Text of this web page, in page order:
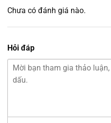
Chưa có đánh giá nào.
Hỏi đáp